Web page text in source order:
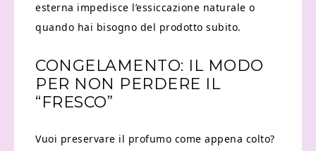
esterna impedisce l’essiccazione naturale o
quando hai bisogno del prodotto subito.
CONGELAMENTO: IL MODO
PER NON PERDERE IL
“FRESCO”
Vuoi preservare il profumo come appena colto?